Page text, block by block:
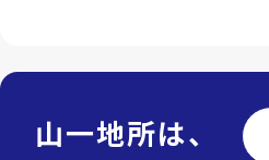
山一地所は、